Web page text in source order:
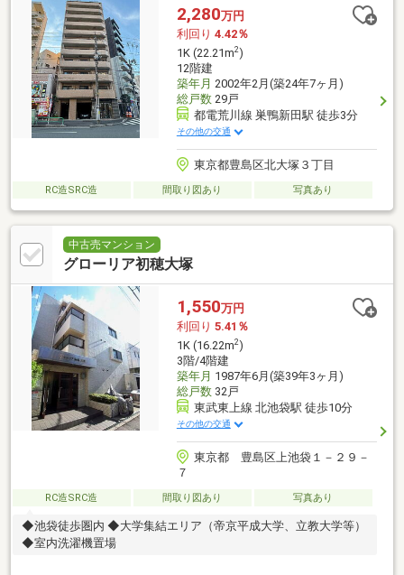
2,280万円
利回り 4.42％
1K (22.21m2)
12階建
築年月 2002年2月(築24年7ヶ月)
総戸数29戸
都電荒川線 巣鴨新田駅 徒歩3分
その他の交通
東京都豊島区北大塚３丁目
RC造SRC造 間取り図あり 写真あり
中古売マンション
グローリア初穂大塚
1,550万円
利回り 5.41％
1K (16.22m2)
3階/4階建
築年月 1987年6月(築39年3ヶ月)
総戸数32戸
東武東上線 北池袋駅 徒歩10分
その他の交通
東京都 豊島区上池袋１－２９－
７
RC造SRC造 間取り図あり 写真あり
◆池袋徒歩圏内 ◆大学集結エリア（帝京平成大学、立教大学等）
◆室内洗濯機置場